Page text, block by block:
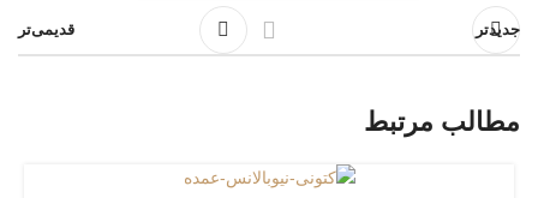
جدیدتر قدیمی‌تر
مطالب مرتبط